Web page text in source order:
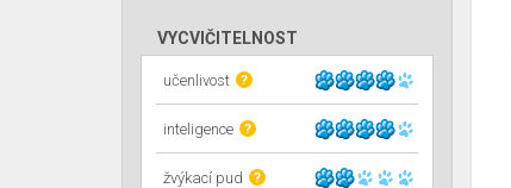
VYCVIČITELNOST
učenlivost ?
inteligence ?
žvýkací pud ?